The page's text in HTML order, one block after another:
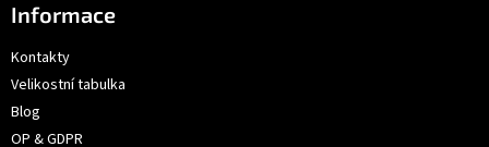
Informace
Kontakty
Velikostní tabulka
Blog
OP & GDPR